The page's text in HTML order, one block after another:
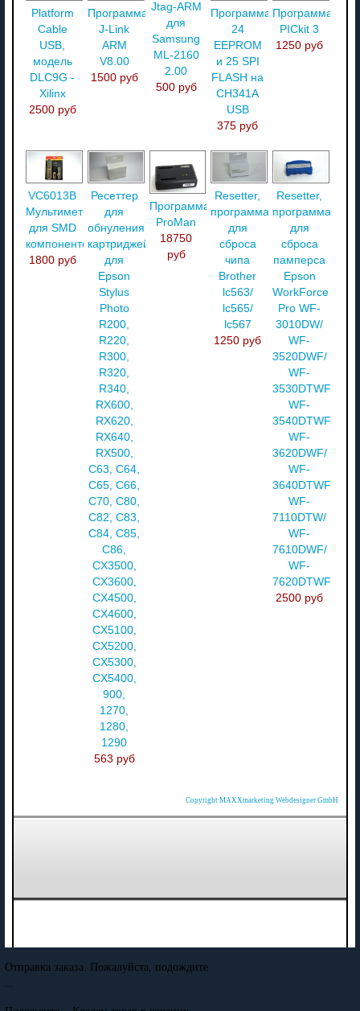
Platform
Cable
USB,
модель
DLC9G -
Xilinx
2500 руб
Программатор
J-Link
ARM
V8.00
1500 руб
Jtag-ARM
для
Samsung
ML-2160
2.00
500 руб
Программатор
24
EEPROM
и 25 SPI
FLASH на
CH341A
USB
375 руб
Программатор
PICkit 3
1250 руб
VC6013B
Мультиметр
для SMD
компонентов
1800 руб
Ресеттер
для
обнуления
картриджей
для
Epson
Stylus
Photo
R200,
R220,
R300,
R320,
R340,
RX600,
RX620,
RX640,
RX500,
C63, C64,
C65, C66,
C70, C80,
C82, C83,
C84, C85,
C86,
CX3500,
CX3600,
CX4500,
CX4600,
CX5100,
CX5200,
CX5300,
CX5400,
900,
1270,
1280,
1290
563 руб
Программатор
ProMan
18750
руб
Resetter,
программатор
для
сброса
чипа
Brother
lc563/
lc565/
lc567
1250 руб
Resetter,
программатор
для
сброса
памперса
Epson
WorkForce
Pro WF-
3010DW/
WF-
3520DWF/
WF-
3530DTWF/
WF-
3540DTWF/
WF-
3620DWF/
WF-
3640DTWF/
WF-
7110DTW/
WF-
7610DWF/
WF-
7620DTWF
2500 руб
Copyright MAXXmarketing Webdesigner GmbH
Отправка заказа. Пожалуйста, подождите